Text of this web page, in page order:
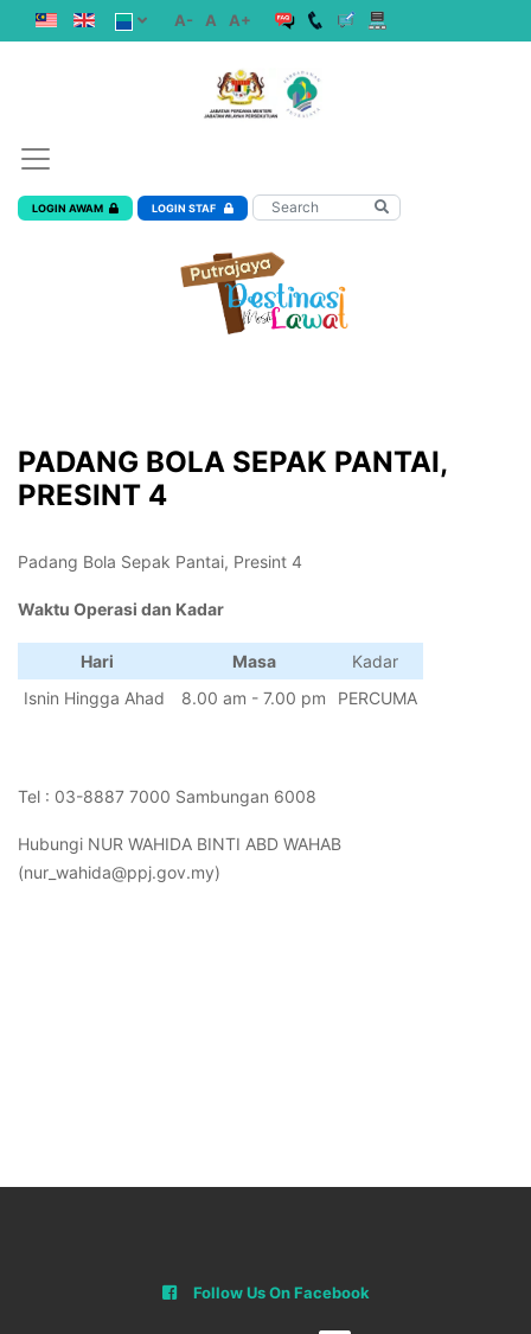
A- A A+
LOGIN AWAM LOGIN STAF
PADANG BOLA SEPAK PANTAI,
PRESINT 4
Padang Bola Sepak Pantai, Presint 4
Waktu Operasi dan Kadar
Hari Masa
Kadar
Isnin Hingga Ahad
8.00 am - 7.00 pm PERCUMA
Tel : 03-8887 7000 Sambungan 6008
Hubungi NUR WAHIDA BINTI ABD WAHAB
(nur_wahida@ppj.gov.my)
Follow Us On Facebook